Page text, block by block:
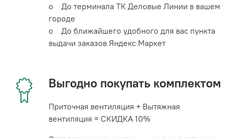
o До терминала ТК Деловые Линии в вашем
городе
o До ближайшего удобного для вас пункта
выдачи заказов Яндекс Маркет
Выгодно покупать комплектом
Приточная вентиляция + Вытяжная
вентиляция = СКИДКА 10%